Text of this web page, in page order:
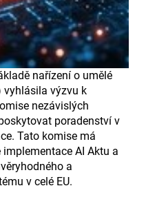
nařízení o umělé
vyhlásila výzvu k
nezávislých
poradenství v
Tato komise má
AI Aktu a
a
v celé EU.